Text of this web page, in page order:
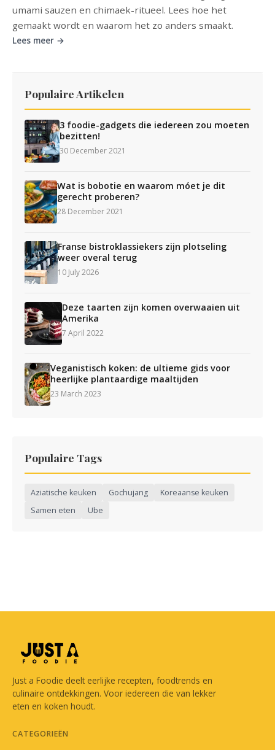
umami sauzen en chimaek-ritueel. Lees hoe het
gemaakt wordt en waarom het zo anders smaakt.
Lees meer →
Populaire Artikelen
3 foodie-gadgets die iedereen zou moeten
bezitten!
30 December 2021
Wat is bobotie en waarom móet je dit
gerecht proberen?
28 December 2021
Franse bistroklassiekers zijn plotseling
weer overal terug
10 July 2026
Deze taarten zijn komen overwaaien uit
Amerika
7 April 2022
Veganistisch koken: de ultieme gids voor
heerlijke plantaardige maaltijden
23 March 2023
Populaire Tags
Aziatische keuken Gochujang
Koreaanse keuken
Samen eten
Ube
Just a Foodie deelt eerlijke recepten, foodtrends en
culinaire ontdekkingen. Voor iedereen die van lekker
eten en koken houdt.
CATEGORIEËN